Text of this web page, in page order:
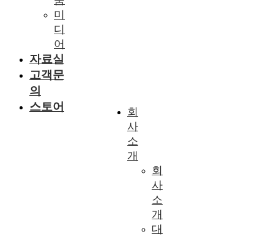
미
디
어
자료실
고객문
의
스토어
회
사
소
개
회
사
소
개
대